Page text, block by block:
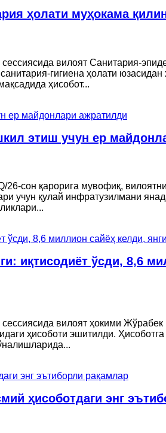
ҳолати муҳокама
вилоят Санитария-
гигиена ҳолати
ҳисобот...
этиш учун ер
сон қарорига мувофиқ,
учун қулай инфратузилмани
иқтисодиёт ўсди, 8,6
вилоят ҳокими
ҳисоботи эшитилди.
ҳисоботдаги энг